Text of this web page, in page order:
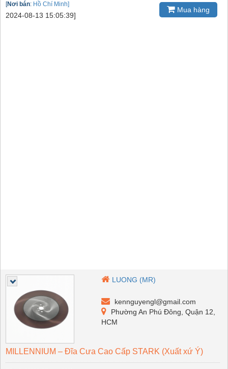
[Nơi bán: Hồ Chí Minh]
2024-08-13 15:05:39]
Mua hàng
LUONG (MR)
kennguyengl@gmail.com
Phường An Phú Đông, Quận 12,
HCM
MILLENNIUM – Đĩa Cưa Cao Cấp STARK (Xuất xứ Ý)